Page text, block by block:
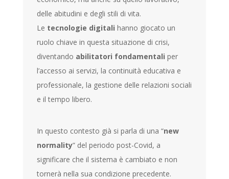
delle abitudini e degli stili di vita.
Le tecnologie digitalihanno giocato un
ruolo chiave in questa situazione di crisi,
diventando abilitatori fondamentaliper
l’accesso ai servizi, la continuità educativa e
professionale, la gestione delle relazioni sociali
e il tempo libero.
In questo contesto già si parla di una “new
normality” del periodo post-Covid, a
significare che il sistema è cambiato e non
tornerà nella sua condizione precedente.